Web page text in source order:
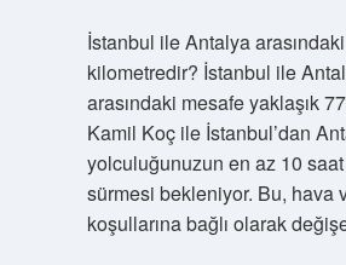
İstanbul ile Antalya
kilometredir? İstanbul ile
arasındaki mesafe yaklaşık
Kamil Koç ile İstanbul’dan
yolculuğunuzun en az 10
sürmesi bekleniyor. Bu, hava
koşullarına bağlı olarak